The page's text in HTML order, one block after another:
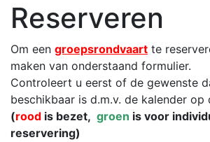
Reserveren
Om een groepsrondvaart te
maken van onderstaand formulier.
Controleert u eerst of de gewenste
beschikbaar is d.m.v. de kalender op
(rood is bezet, groen is voor
reservering)